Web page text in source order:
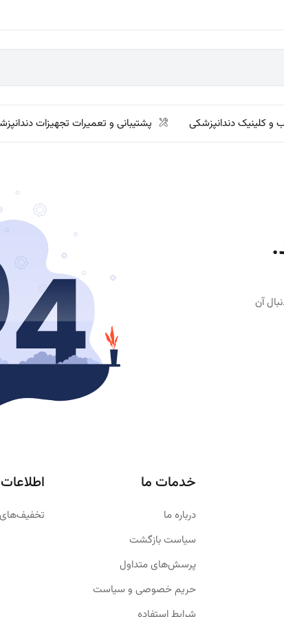
و کلینیک دندانپزشکی پشتیبانی و تعمیرات تجهیزات
آن
خدمات ما
درباره ما
سیاست بازگشت
پرسش‌های متداول
حریم خصوصی و سیاست
اطلاعات
تخفیف‌های